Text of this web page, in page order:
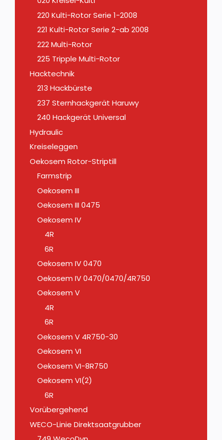
220 Kulti-Rotor Serie 1-2008
221 Kulti-Rotor Serie 2-ab 2008
222 Multi-Rotor
225 Tripple Multi-Rotor
Hacktechnik
213 Hackbürste
237 Sternhackgerät Haruwy
240 Hackgerät Universal
Hydraulic
Kreiseleggen
Oekosem Rotor-Striptill
Farmstrip
Oekosem III
Oekosem III 0475
Oekosem IV
4R
6R
Oekosem IV 0470
Oekosem IV 0470/0470/4R750
Oekosem V
4R
6R
Oekosem V 4R750-30
Oekosem VI
Oekosem VI-8R750
Oekosem VI(2)
6R
Vorübergehend
WECO-Linie Direktsaatgrubber